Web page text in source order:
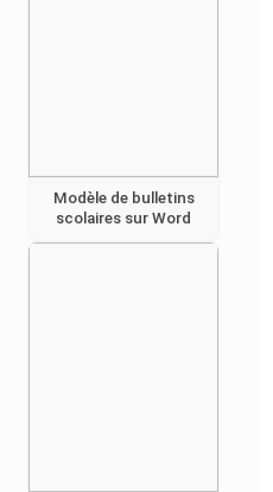
Modèle de bulletins
scolaires sur Word